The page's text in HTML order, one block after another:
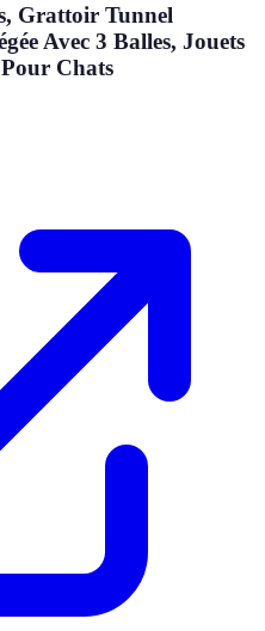
Grattoir Tunnel
Avec 3 Balles, Jouets
Chats